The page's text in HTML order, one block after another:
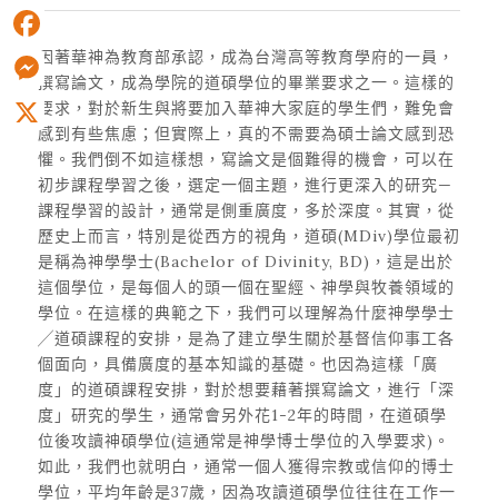
因著華神為教育部承認，成為台灣高等教育學府的一員，
撰寫論文，成為學院的道碩學位的畢業要求之一。這樣的
要求，對於新生與將要加入華神大家庭的學生們，難免會
感到有些焦慮；但實際上，真的不需要為碩士論文感到恐
懼。我們倒不如這樣想，寫論文是個難得的機會，可以在
初步課程學習之後，選定一個主題，進行更深入的研究—
課程學習的設計，通常是側重廣度，多於深度。其實，從
歷史上而言，特別是從西方的視角，道碩(MDiv)學位最初
是稱為神學學士(Bachelor of Divinity, BD)，這是出於
這個學位，是每個人的頭一個在聖經、神學與牧養領域的
學位。在這樣的典範之下，我們可以理解為什麼神學學士
╱道碩課程的安排，是為了建立學生關於基督信仰事工各
個面向，具備廣度的基本知識的基礎。也因為這樣「廣
度」的道碩課程安排，對於想要藉著撰寫論文，進行「深
度」研究的學生，通常會另外花1-2年的時間，在道碩學
位後攻讀神碩學位(這通常是神學博士學位的入學要求)。
如此，我們也就明白，通常一個人獲得宗教或信仰的博士
學位，平均年齡是37歲，因為攻讀道碩學位往往在工作一
Line
Facebook
Messenger